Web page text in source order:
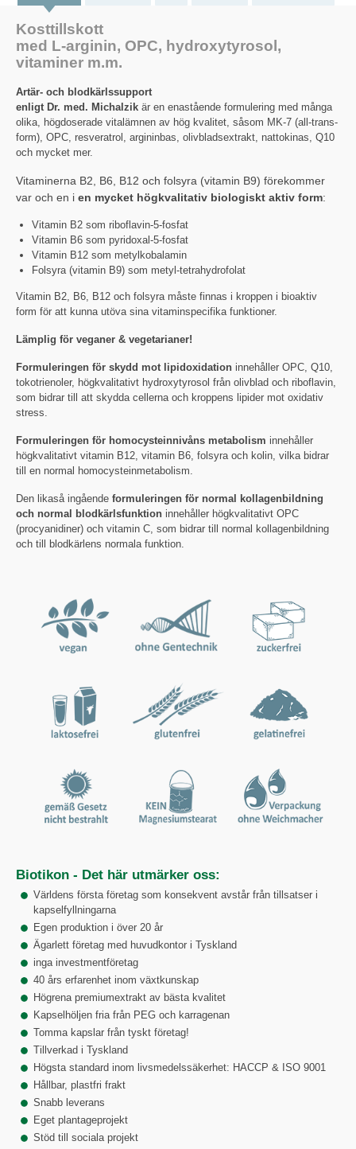
Kosttillskott
med L-arginin, OPC, hydroxytyrosol,
vitaminer m.m.
Artär- och blodkärlssupport
enligt Dr. med. Michalzik är en enastående formulering med många
olika, högdoserade vitalämnen av hög kvalitet, såsom MK-7 (all-trans-
form), OPC, resveratrol, argininbas, olivbladsextrakt, nattokinas, Q10
och mycket mer.
Vitaminerna B2, B6, B12 och folsyra (vitamin B9) förekommer
var och en i en mycket högkvalitativ biologiskt aktiv form:
Vitamin B2 som riboflavin-5-fosfat
Vitamin B6 som pyridoxal-5-fosfat
Vitamin B12 som metylkobalamin
Folsyra (vitamin B9) som metyl-tetrahydrofolat
Vitamin B2, B6, B12 och folsyra måste finnas i kroppen i bioaktiv
form för att kunna utöva sina vitaminspecifika funktioner.
Lämplig för veganer & vegetarianer!
Formuleringen för skydd mot lipidoxidation innehåller OPC, Q10,
tokotrienoler, högkvalitativt hydroxytyrosol från olivblad och riboflavin,
som bidrar till att skydda cellerna och kroppens lipider mot oxidativ
stress.
Formuleringen för homocysteinnivåns metabolism innehåller
högkvalitativt vitamin B12, vitamin B6, folsyra och kolin, vilka bidrar
till en normal homocysteinmetabolism.
Den likaså ingående formuleringen för normal kollagenbildning
och normal blodkärlsfunktion innehåller högkvalitativt OPC
(procyanidiner) och vitamin C, som bidrar till normal kollagenbildning
och till blodkärlens normala funktion.
Biotikon - Det här utmärker oss:
Världens första företag som konsekvent avstår från tillsatser i
kapselfyllningarna
Egen produktion i över 20 år
Ägarlett företag med huvudkontor i Tyskland
inga investmentföretag
40 års erfarenhet inom växtkunskap
Högrena premiumextrakt av bästa kvalitet
Kapselhöljen fria från PEG och karragenan
Tomma kapslar från tyskt företag!
Tillverkad i Tyskland
Högsta standard inom livsmedelssäkerhet: HACCP & ISO 9001
Hållbar, plastfri frakt
Snabb leverans
Eget plantageprojekt
Stöd till sociala projekt